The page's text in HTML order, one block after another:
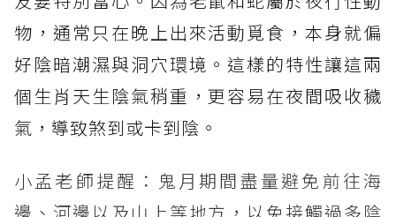
物，通常只在晚上出來活動覓食，本身就偏
好陰暗潮濕與洞穴環境。這樣的特性讓這兩
個生肖天生陰氣稍重，更容易在夜間吸收穢
氣，導致煞到或卡到陰。
小孟老師提醒：鬼月期間盡量避免前往海